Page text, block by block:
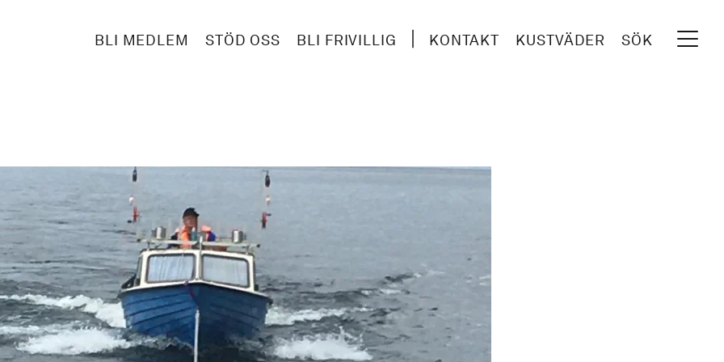
BLI MEDLEM STÖD OSS BLI FRIVILLIG KONTAKT KUSTVÄDER SÖK